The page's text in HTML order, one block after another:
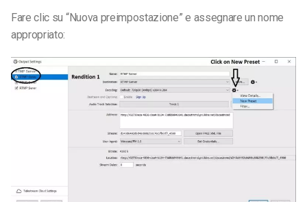
Fare clic su “Nuova preimpostazione” e assegnare un nome
appropriato: